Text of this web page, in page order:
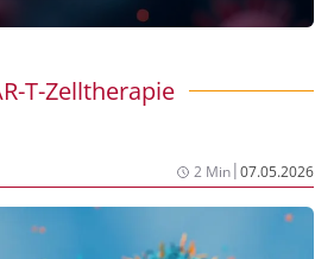
T-Zelltherapie
2 Min|07.05.2026